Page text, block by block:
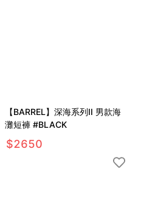
【BARREL】深海系列II 男款海
灘短褲 #BLACK
$2650